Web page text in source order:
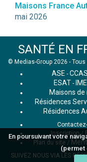
En poursuivant votre
(permet
Maisons France
mai 2026
SANTÉ EN
© Medias-Group 2026 -
ASE - CCAS
ESAT - IME
Maisons
Résidences
Résidences
Inscription /
Plan du site /
SUIVEZ NOUS VIA LES